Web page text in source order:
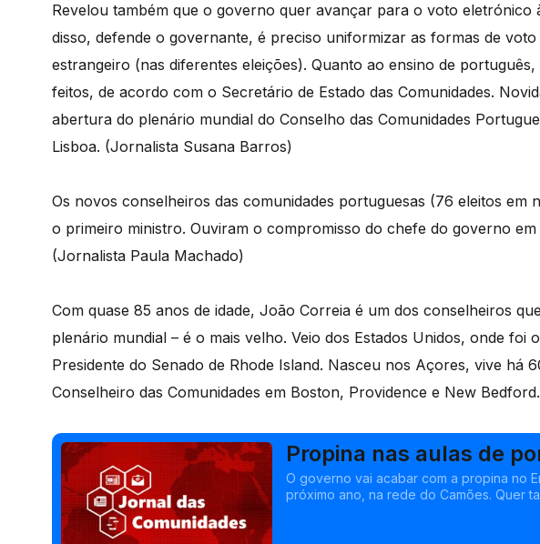
Revelou também que o governo quer avançar para o voto eletrónico
disso, defende o governante, é preciso uniformizar as formas de
estrangeiro (nas diferentes eleições). Quanto ao ensino de
feitos, de acordo com o Secretário de Estado das Comunidades.
abertura do plenário mundial do Conselho das Comunidades
Lisboa. (Jornalista Susana Barros)
Os novos conselheiros das comunidades portuguesas (76 eleitos em
o primeiro ministro. Ouviram o compromisso do chefe do governo
(Jornalista Paula Machado)
Com quase 85 anos de idade, João Correia é um dos conselheiros
plenário mundial – é o mais velho. Veio dos Estados Unidos, onde foi
Presidente do Senado de Rhode Island. Nasceu nos Açores, vive há
Conselheiro das Comunidades em Boston, Providence e New
Propina nas aulas de
vai acabar
O governo vai acabar com a propina no
próximo ano, na rede do Camões. Quer